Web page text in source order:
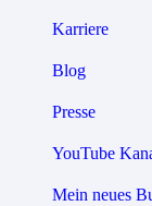
Karriere
Blog
Presse
YouTube
Mein neues